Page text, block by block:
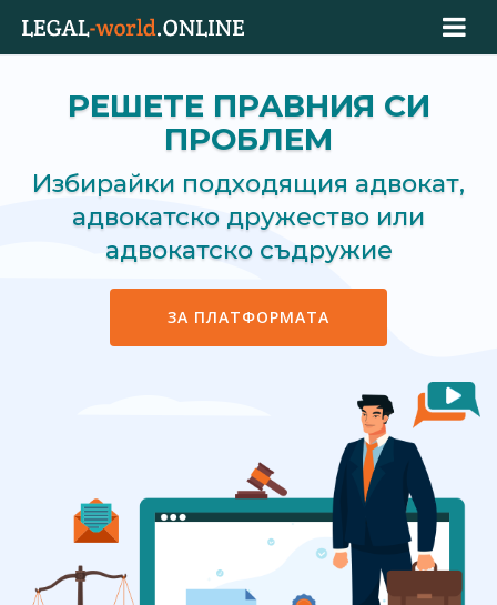
РЕШЕТЕ ПРАВНИЯ СИ
ПРОБЛЕМ
Избирайки подходящия адвокат,
адвокатско дружество или
адвокатско съдружие
ЗА ПЛАТФОРМАТА